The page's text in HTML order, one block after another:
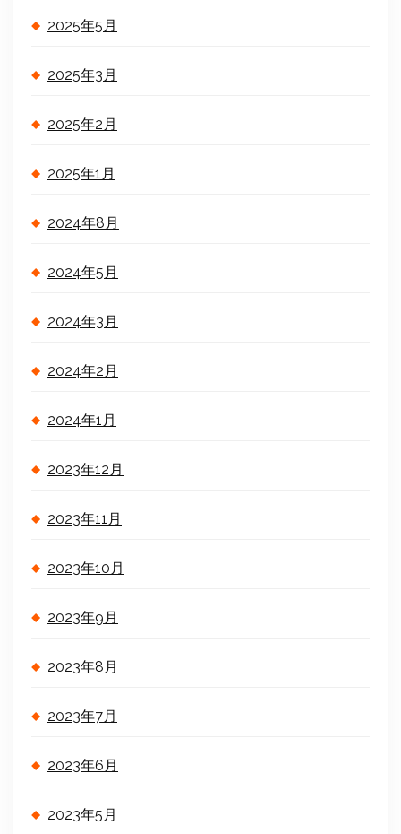
2025年5月
2025年3月
2025年2月
2025年1月
2024年8月
2024年5月
2024年3月
2024年2月
2024年1月
2023年12月
2023年11月
2023年10月
2023年9月
2023年8月
2023年7月
2023年6月
2023年5月